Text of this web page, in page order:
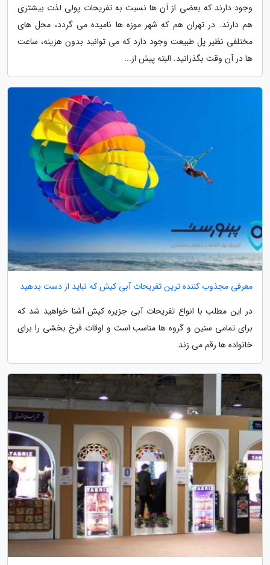
وجود دارند که بعضی از آن ها نسبت به تفریحات پولی لذت بیشتری
هم دارند. در تهران هم که شهر موزه ها نامیده می گردد، محل های
مختلفی نظیر پل طبیعت وجود دارد که می توانید بدون هزینه، ساعت
ها در آن وقت بگذرانید. البته پیش از...
معرفی مجذوب کننده ترین تفریحات آبی کیش که نباید از دست بدهید
در این مطلب با انواع تفریحات آبی جزیره کیش آشنا خواهید شد که
برای تمامی سنین و گروه ها مناسب است و اوقات فرخ بخشی را برای
خانواده ها رقم می زند.